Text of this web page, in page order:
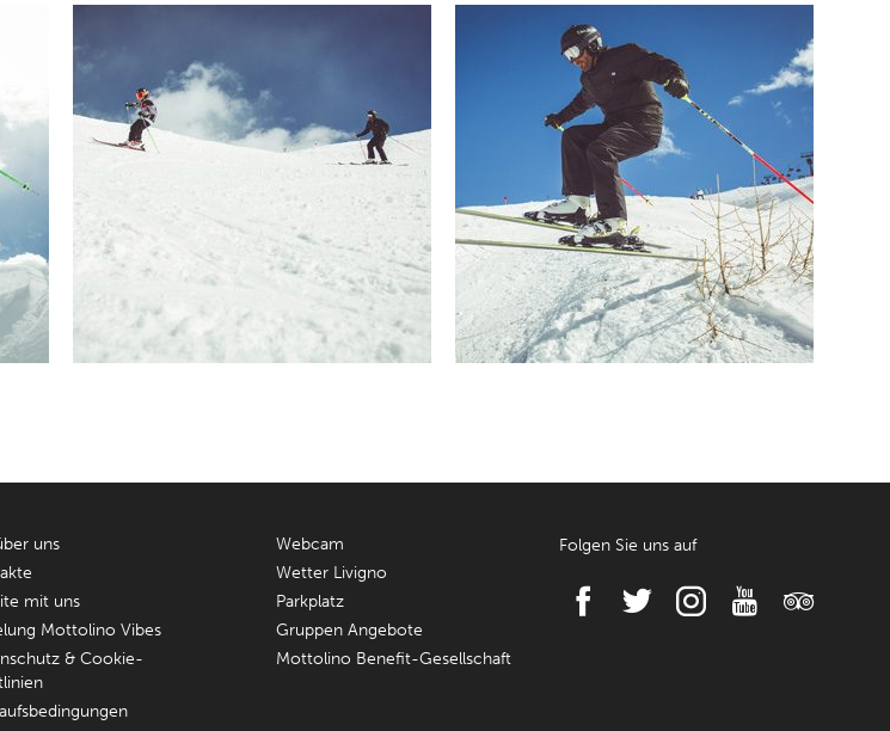
uns
mit uns
Mottolino Vibes
& Cookie-
Webcam
Wetter Livigno
Parkplatz
Gruppen Angebote
Mottolino Benefit-Gesellschaft
Folgen Sie uns auf